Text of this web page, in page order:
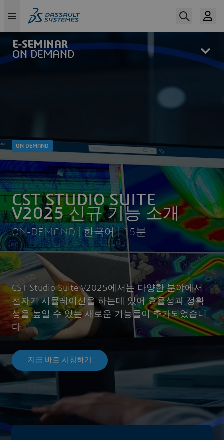
ON DEMAND
CST STUDIO SUITE
V2025 신규 기능 소개
ON-DEMAND | 한국어 | 15분
CST Studio Suite V2025에서는 다양한 분야에서
전자기 시뮬레이션을 하는데 있어 효율성과 정확
성을 높일 수 있는 새로운 기능들이 추가되었습니
다.
지금 바로 시청하기